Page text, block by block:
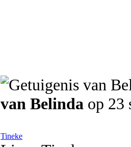
van Belinda op 23
Tineke